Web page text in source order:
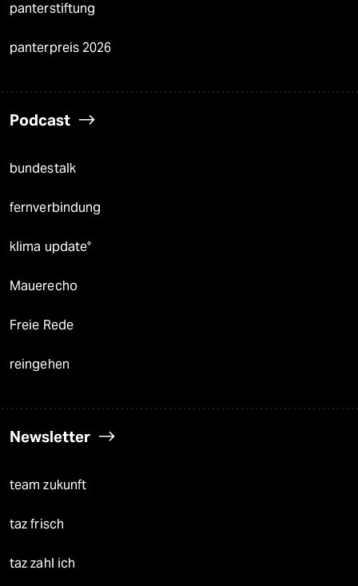
panterstiftung
panterpreis 2026
Podcast
bundestalk
fernverbindung
klima update°
Mauerecho
Freie Rede
reingehen
Newsletter
team zukunft
taz frisch
taz zahl ich